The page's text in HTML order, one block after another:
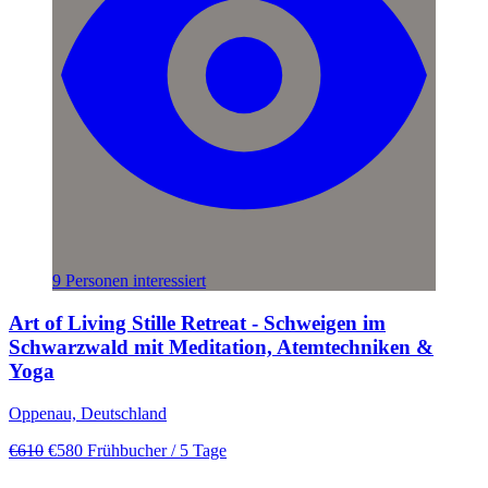
9 Personen interessiert
Art of Living Stille Retreat - Schweigen im
Schwarzwald mit Meditation, Atemtechniken &
Yoga
Oppenau, Deutschland
€610 €580 Frühbucher / 5 Tage